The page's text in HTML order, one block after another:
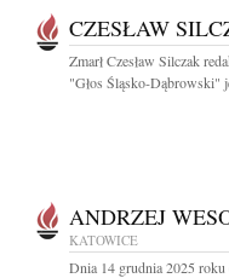
CZESŁAW
Zmarł Czesław Silczak
"Głos Śląsko-Dąbrowski"
ANDRZEJ
KATOWICE
Dnia 14 grudnia 2025 roku